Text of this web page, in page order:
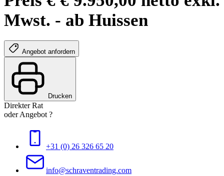
Mwst. - ab Huissen
Angebot anfordern
Drucken
Direkter Rat
oder Angebot ?
+31 (0) 26 326 65 20
info@schraventrading.com